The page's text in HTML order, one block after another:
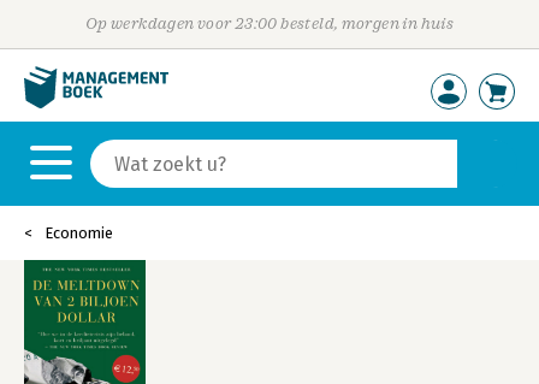
Op werkdagen voor 23:00 besteld, morgen in huis
Economie